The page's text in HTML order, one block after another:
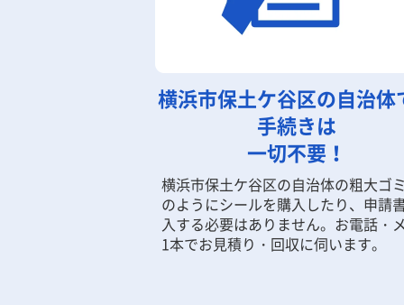
横浜市保土ケ谷区の自治体
手続きは
一切不要！
横浜市保土ケ谷区の自治体の粗大ゴ
のようにシールを購入したり、申請
入する必要はありません。お電話・
1本でお見積り・回収に伺います。